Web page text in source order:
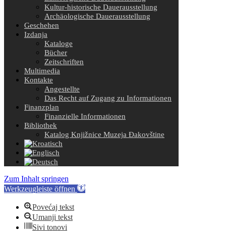
Kultur-historische Dauerausstellung
Archäologische Dauerausstellung
Geschehen
Izdanja
Kataloge
Bücher
Zeitschriften
Multimedia
Kontakte
Angestellte
Das Recht auf Zugang zu Informationen
Finanzplan
Finanzielle Informationen
Bibliothek
Katalog Knjižnice Muzeja Đakovštine
Zum Inhalt springen
Werkzeugleiste öffnen
Povećaj tekst
Umanji tekst
Sivi tonovi